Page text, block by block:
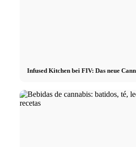
Infused Kitchen bei FIV: Das neue